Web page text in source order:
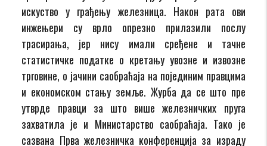
искуство у грађењу железница. Након рата ови
инжењери су врло опрезно прилазили послу
трасирања, јер нису имали сређене и тачне
статистичке податке о кретању увозне и извозне
трговине, о јачини саобраћаја на појединим правцима
и економском стању земље. Журба да се што пре
утврде правци за што више железничких пруга
захватила је и Министарство саобраћаја. Тако је
сазвана Прва железничка конференција за израду